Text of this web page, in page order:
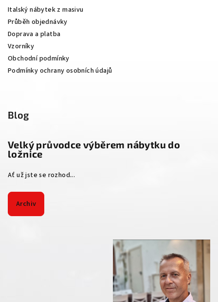
Italský nábytek z masivu
Průběh objednávky
Doprava a platba
Vzorníky
Obchodní podmínky
Podmínky ochrany osobních údajů
Blog
Velký průvodce výběrem nábytku do
ložnice
Ať už jste se rozhod...
Archiv